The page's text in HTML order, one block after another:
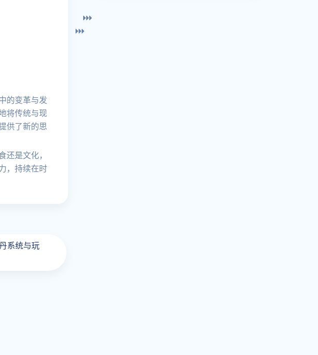
的变革与发
将传统与现
供了新的思
是文化，
，持续在时
系统与玩